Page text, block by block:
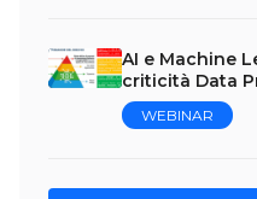
AI e Machine
criticità Data
WEBINAR